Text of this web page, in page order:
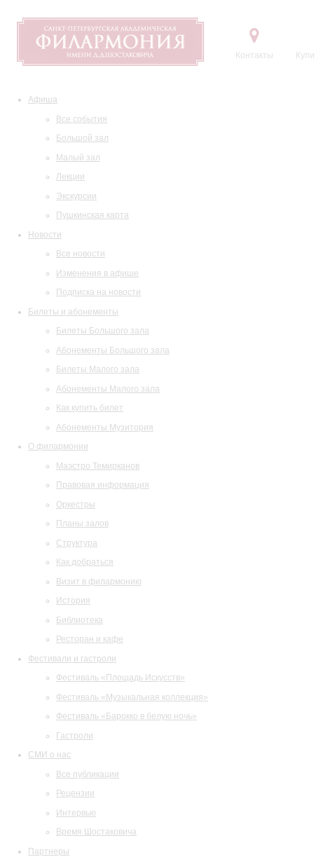
Контакты
Афиша
Все события
Большой зал
Малый зал
Лекции
Экскурсии
Пушкинская карта
Новости
Все новости
Изменения в афише
Подписка на новости
Билеты и абонементы
Билеты Большого зала
Абонементы Большого зала
Билеты Малого зала
Абонементы Малого зала
Как купить билет
Абонементы Музитория
О филармонии
Маэстро Темирканов
Правовая информация
Оркестры
Планы залов
Структура
Как добраться
Визит в филармонию
История
Библиотека
Ресторан и кафе
Фестивали и гастроли
Фестиваль «Площадь Искусств»
Фестиваль «Музыкальная коллекция»
Фестиваль «Барокко в белую ночь»
Гастроли
СМИ о нас
Все публикации
Рецензии
Интервью
Время Шостаковича
Партнеры